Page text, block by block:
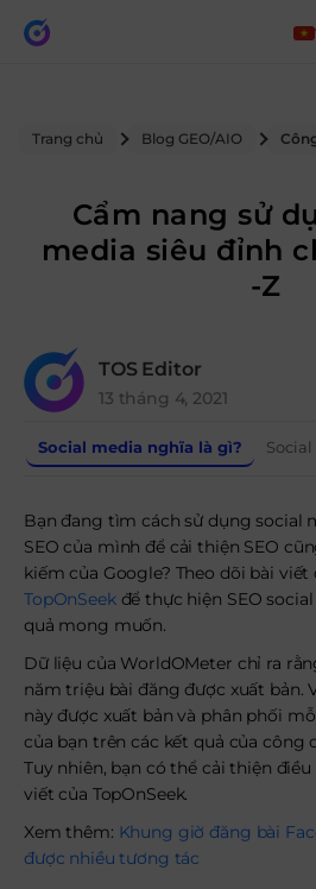
Trang chủ Blog GEO/AIO
Cẩm nang sử
media siêu đỉnh
-Z
TOS Editor
13 tháng 4, 2021
Social media nghĩa là gì?
Bạn đang tìm cách sử dụng social
SEO của mình để cải thiện SEO
kiếm của Google? Theo dõi bài viết
TopOnSeekđể thực hiện SEO
quả mong muốn.
Dữ liệu của WorldOMeter chỉ ra
năm triệu bài đăng được xuất bản.
này được xuất bản và phân phối
của bạn trên các kết quả của công
Tuy nhiên, bạn có thể cải thiện
viết của TopOnSeek.
Xem thêm: Khung giờ đăng bài
được nhiều tương tác